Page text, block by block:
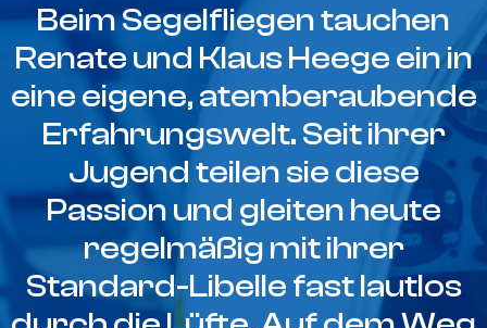
Beim Segelfliegen tauchen
Renate und Klaus Heege ein in
eine eigene, atemberaubende
Erfahrungswelt. Seit ihrer
Jugend teilen sie diese
Passion und gleiten heute
regelmäßig mit ihrer
Standard-Libelle fast lautlos